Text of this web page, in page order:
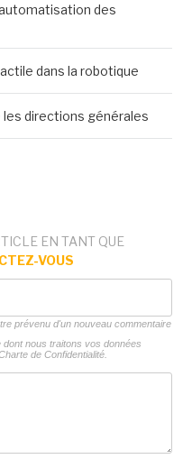
des
dans la robotique
directions générales
EN TANT QUE
VOUS
prévenu d'un nouveau commentaire
nous traitons vos données
de Confidentialité.